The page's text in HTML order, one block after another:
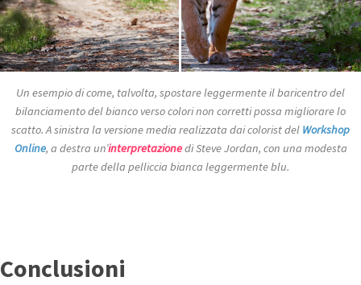
Un esempio di come, talvolta, spostare leggermente il baricentro del
bilanciamento del bianco verso colori non corretti possa migliorare lo
scatto. A sinistra la versione media realizzata dai colorist del Workshop
Online, a destra un’interpretazionedi Steve Jordan, con una modesta
parte della pelliccia bianca leggermente blu.
Conclusioni